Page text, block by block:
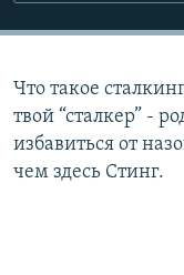
Что такое
твой “сталкер” -
избавиться от
чем здесь Стинг.